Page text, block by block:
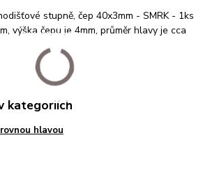
stupně, čep 40x3mm - SMRK - 1ks
výška čepu je 4mm, průměr hlavy je cca
kategoriích
hlavou